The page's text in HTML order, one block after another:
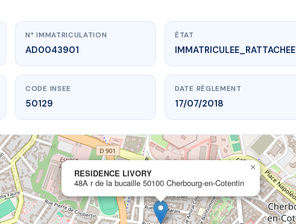
www.vme.plus/AD0043901
RESIDENCE LIVORY
la bucaille50100 Cherbourg-en-Cotentin
N° IMMATRICULATION
AD0043901
ÉTAT
IMMATRICULEE_RATTACHEE
CODE INSEE
50129
DATE RÈGLEMENT
17/07/2018
RESIDENCE LIVORY
48A r de la bucaille 50100 Cherbourg-en-Cotentin
×